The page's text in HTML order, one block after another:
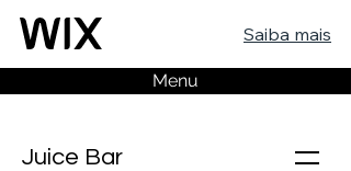
Saiba mais